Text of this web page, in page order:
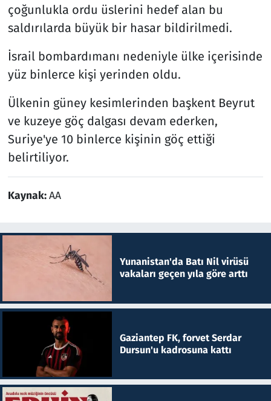
çoğunlukla ordu üslerini hedef alan bu
saldırılarda büyük bir hasar bildirilmedi.
İsrail bombardımanı nedeniyle ülke içerisinde
yüz binlerce kişi yerinden oldu.
Ülkenin güney kesimlerinden başkent Beyrut
ve kuzeye göç dalgası devam ederken,
Suriye'ye 10 binlerce kişinin göç ettiği
belirtiliyor.
Kaynak:AA
Yunanistan'da Batı Nil virüsü
vakaları geçen yıla göre arttı
Gaziantep FK, forvet Serdar
Dursun'u kadrosuna kattı